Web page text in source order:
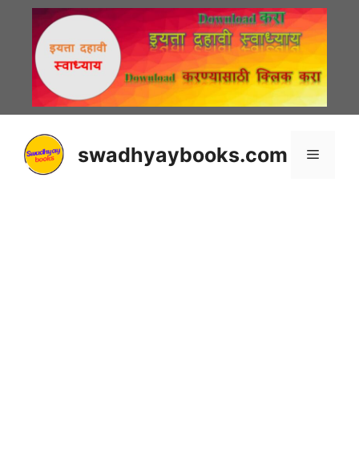
content
swadhyaybooks.com Menu